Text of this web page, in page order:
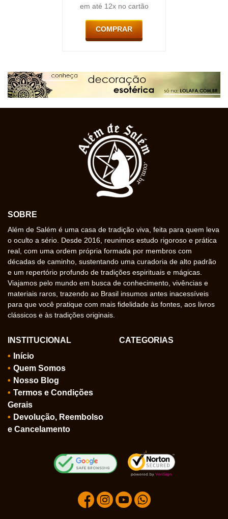
em até 12x no cartão
COMPRAR
SOBRE
Além de Salém é uma casa de tradição viva, feita para quem leva
o oculto a sério. Desde 2016, reunimos estudo rigoroso e prática
real, com uma ordem própria formada por membros com
décadas de caminho, sustentando uma curadoria de alto padrão
e um repertório profundo de tradições espirituais e mágicas.
Viajamos pelo mundo em busca de conhecimento, vivências e
materiais raros, trazendo ao Brasil insumos antes inacessíveis
para que você pratique com mais fidelidade às fontes, aos livros
clássicos e às tradições originais.
INSTITUCIONAL
Início
Quem Somos
Nosso Blog
Termos e Condições
Gerais
Devolução, Reembolso
e Cancelamento
CATEGORIAS